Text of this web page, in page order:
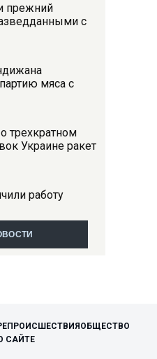
прежний
с
мяса с
трехкратном
Украине ракет
работу
ПРОИСШЕСТВИЯОБЩЕСТВО
САЙТЕ